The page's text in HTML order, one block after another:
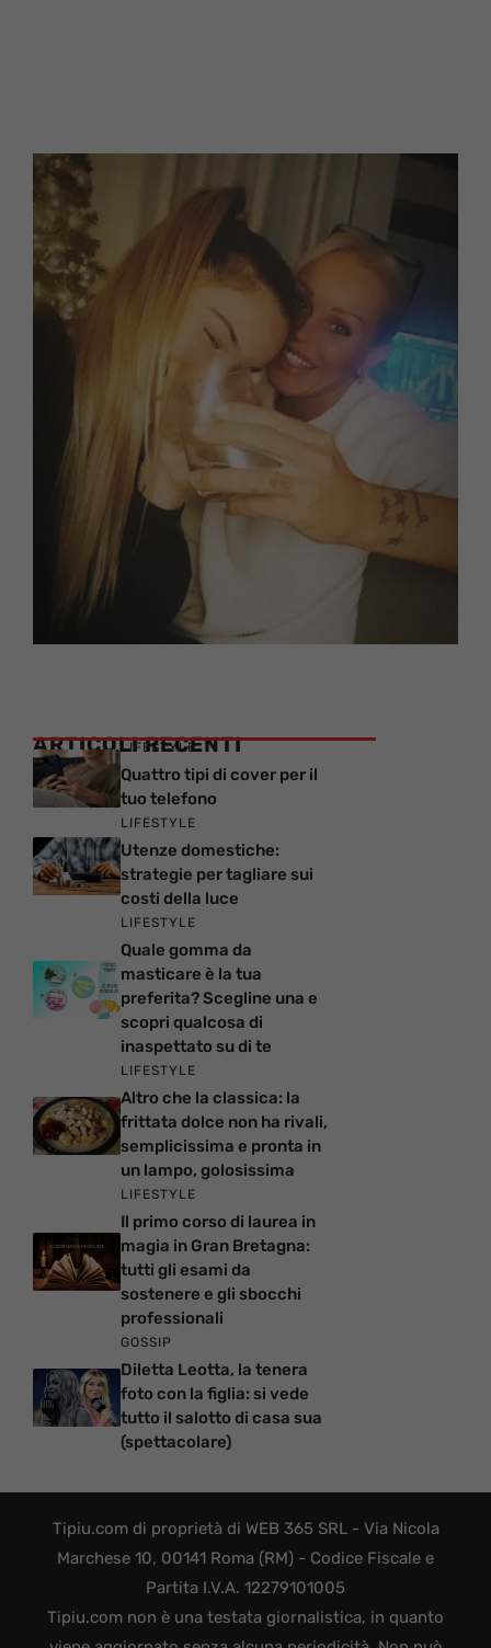
ARTICOLI RECENTI
LIFESTYLE
Quattro tipi di cover per il
tuo telefono
LIFESTYLE
Utenze domestiche:
strategie per tagliare sui
costi della luce
LIFESTYLE
Quale gomma da
masticare è la tua
preferita? Scegline una e
scopri qualcosa di
inaspettato su di te
LIFESTYLE
Altro che la classica: la
frittata dolce non ha rivali,
semplicissima e pronta in
un lampo, golosissima
LIFESTYLE
Il primo corso di laurea in
magia in Gran Bretagna:
tutti gli esami da
sostenere e gli sbocchi
professionali
GOSSIP
Diletta Leotta, la tenera
foto con la figlia: si vede
tutto il salotto di casa sua
(spettacolare)
Tipiu.com di proprietà di WEB 365 SRL - Via Nicola
Marchese 10, 00141 Roma (RM) - Codice Fiscale e
Partita I.V.A. 12279101005
Tipiu.com non è una testata giornalistica, in quanto